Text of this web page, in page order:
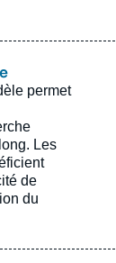
permet
Les
de
du